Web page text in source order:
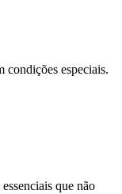
especiais.
que não